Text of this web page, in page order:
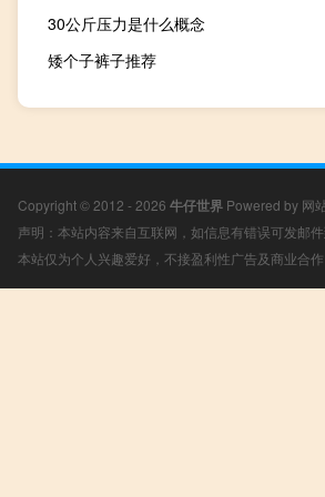
30公斤压力是什么概念
矮个子裤子推荐
Copyright © 2012 - 2026 牛仔世界 Powered by 网
声明：本站内容来自互联网，如信息有错误可发邮
本站仅为个人兴趣爱好，不接盈利性广告及商业合作